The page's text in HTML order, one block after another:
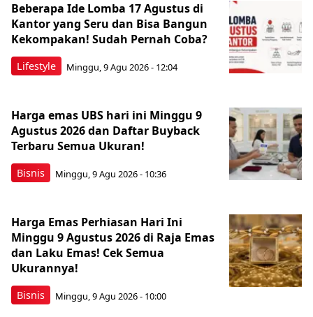
Lifestyle
Beberapa Ide Lomba 17 Agustus di
Kantor yang Seru dan Bisa Bangun
Kekompakan! Sudah Pernah Coba?
Minggu, 9 Agu 2026 - 12:04
Bisnis
Harga emas UBS hari ini Minggu 9
Agustus 2026 dan Daftar Buyback
Terbaru Semua Ukuran!
Minggu, 9 Agu 2026 - 10:36
Bisnis
Harga Emas Perhiasan Hari Ini
Minggu 9 Agustus 2026 di Raja Emas
dan Laku Emas! Cek Semua
Ukurannya!
Minggu, 9 Agu 2026 - 10:00